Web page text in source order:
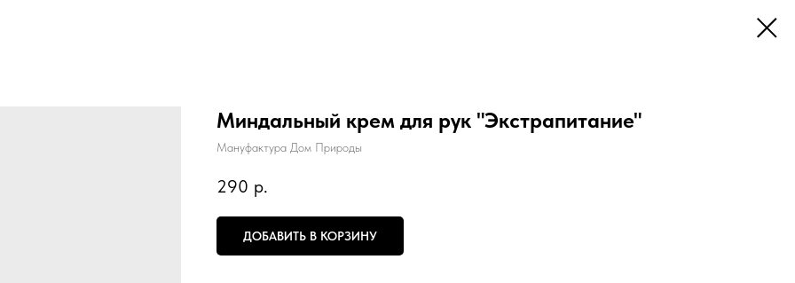
Миндальный крем для рук "Экстрапитание"
Мануфактура Дом Природы
290 р.
ДОБАВИТЬ В КОРЗИНУ